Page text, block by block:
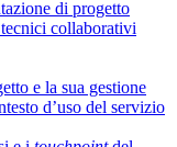
di progetto
collaborativi
e la sua gestione
d’uso del servizio